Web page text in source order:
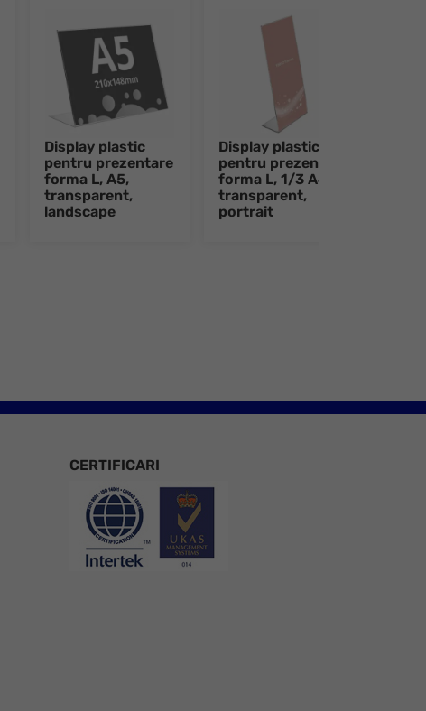
Display plastic
pentru prezentare
forma L, A5,
transparent,
landscape
Display plastic
pentru prezentare
forma L, 1/3 A4,
transparent,
portrait
CERTIFICARI